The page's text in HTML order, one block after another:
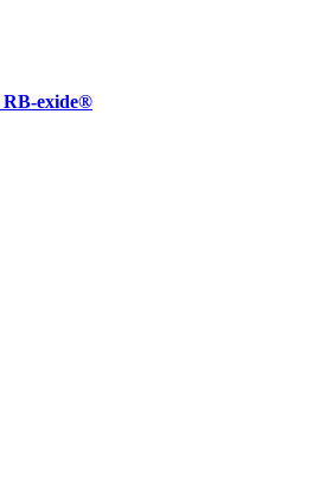
RB-exide®